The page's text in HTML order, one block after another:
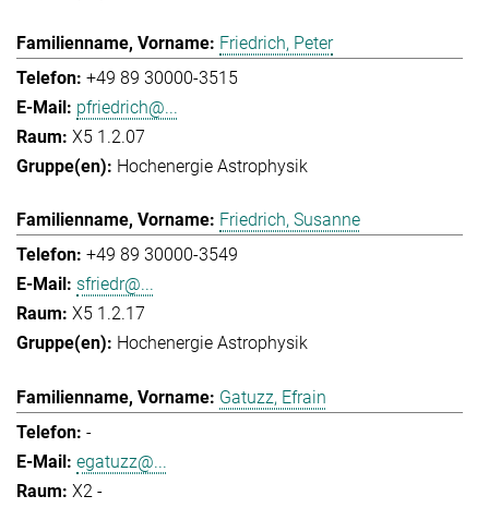
Friedrich, Peter
+49 89 30000-3515
pfriedrich@...
X5 1.2.07
Hochenergie Astrophysik
Friedrich, Susanne
+49 89 30000-3549
sfriedr@...
X5 1.2.17
Hochenergie Astrophysik
Gatuzz, Efrain
-
egatuzz@...
X2 -